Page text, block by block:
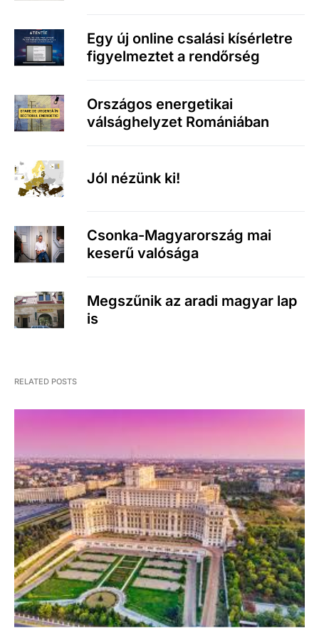
Egy új online csalási kísérletre
figyelmeztet a rendőrség
Országos energetikai
válsághelyzet Romániában
Jól nézünk ki!
Csonka-Magyarország mai
keserű valósága
Megszűnik az aradi magyar lap
is
RELATED POSTS